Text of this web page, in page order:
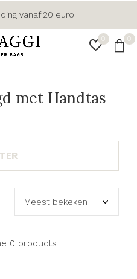
0 0
vanaf 20 euro
met Handtas
0 products